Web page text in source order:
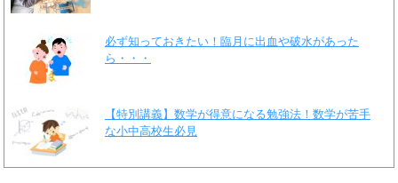
必ず知っておきたい！臨月に出血や破水があった
ら・・・
【特別講義】数学が得意になる勉強法！数学が苦手
な小中高校生必見